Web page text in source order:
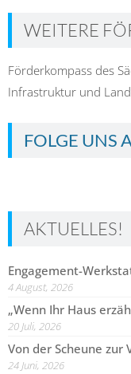
WEITERE
Förderkompass des
Infrastruktur und
FOLGE UNS
AKTUELLES!
Engagement-
4 August, 2026
„Wenn Ihr Haus
20 Juli, 2026
Von der Scheune zur
24 Juni, 2026